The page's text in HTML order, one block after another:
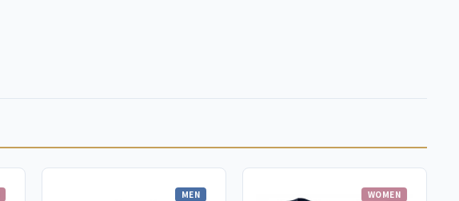
MEN WOMEN